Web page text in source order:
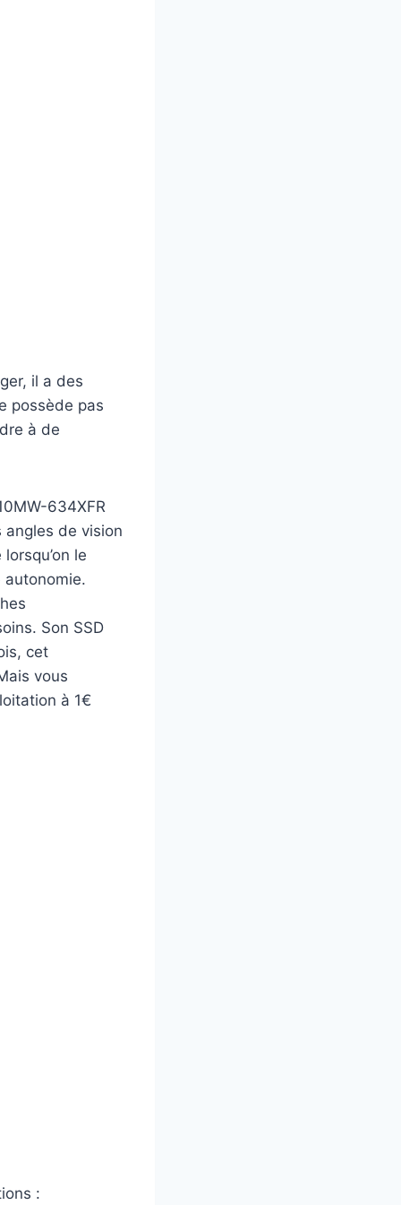
il a des
possède pas
à de
634XFR
angles de vision
le
autonomie.
Son SSD
cet
vous
à 1€
: